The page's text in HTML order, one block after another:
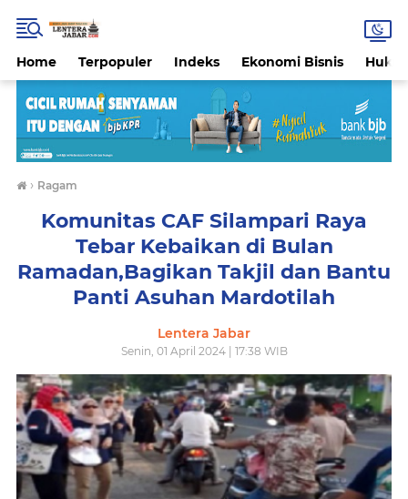
Home Terpopuler Indeks Ekonomi Bisnis
› Ragam
Komunitas CAF Silampari Raya
Tebar Kebaikan di Bulan
Ramadan,Bagikan Takjil dan Bantu
Panti Asuhan Mardotilah
Lentera Jabar
Senin, 01 April 2024 | 17:38 WIB